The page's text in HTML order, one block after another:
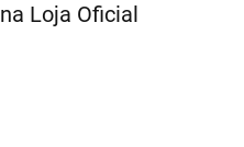
Loja Oficial